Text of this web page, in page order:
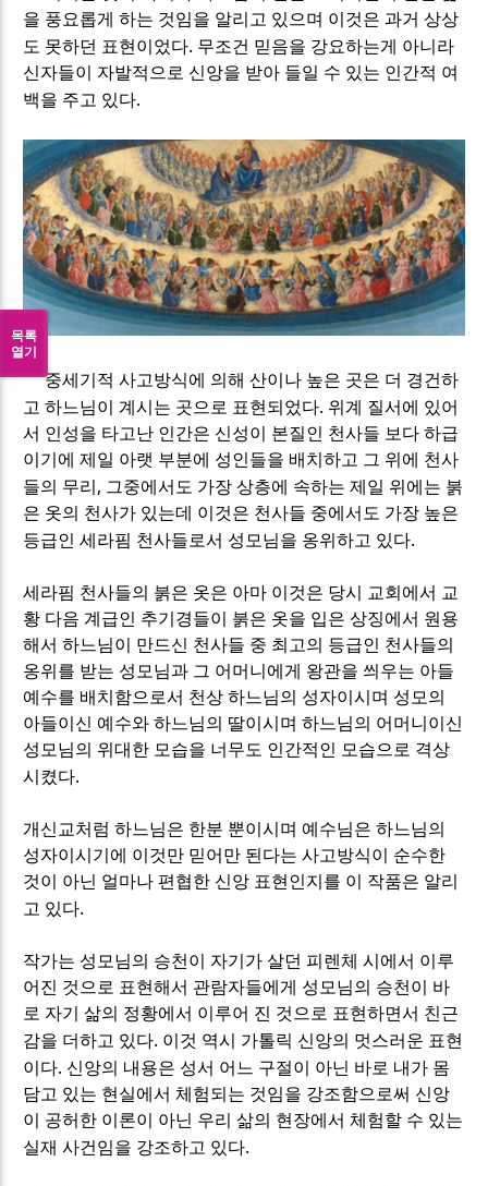
을 풍요롭게 하는 것임을 알리고 있으며 이것은 과거 상상
도 못하던 표현이었다. 무조건 믿음을 강요하는게 아니라
신자들이 자발적으로 신앙을 받아 들일 수 있는 인간적 여
백을 주고 있다.
중세기적 사고방식에 의해 산이나 높은 곳은 더 경건하
고 하느님이 계시는 곳으로 표현되었다. 위계 질서에 있어
서 인성을 타고난 인간은 신성이 본질인 천사들 보다 하급
이기에 제일 아랫 부분에 성인들을 배치하고 그 위에 천사
들의 무리 , 그중에서도 가장 상층에 속하는 제일 위에는 붉
은 옷의 천사가 있는데 이것은 천사들 중에서도 가장 높은
등급인 세라핌 천사들로서 성모님을 옹위하고 있다.
세라핌 천사들의 붉은 옷은 아마 이것은 당시 교회에서 교
황 다음 계급인 추기경들이 붉은 옷을 입은 상징에서 원용
해서 하느님이 만드신 천사들 중 최고의 등급인 천사들의
옹위를 받는 성모님과 그 어머니에게 왕관을 씌우는 아들
예수를 배치함으로서 천상 하느님의 성자이시며 성모의
아들이신 예수와 하느님의 딸이시며 하느님의 어머니이신
성모님의 위대한 모습을 너무도 인간적인 모습으로 격상
시켰다.
개신교처럼 하느님은 한분 뿐이시며 예수님은 하느님의
성자이시기에 이것만 믿어만 된다는 사고방식이 순수한
것이 아닌 얼마나 편협한 신앙 표현인지를 이 작품은 알리
고 있다.
작가는 성모님의 승천이 자기가 살던 피렌체 시에서 이루
어진 것으로 표현해서 관람자들에게 성모님의 승천이 바
로 자기 삶의 정황에서 이루어 진 것으로 표현하면서 친근
감을 더하고 있다. 이것 역시 가톨릭 신앙의 멋스러운 표현
이다. 신앙의 내용은 성서 어느 구절이 아닌 바로 내가 몸
담고 있는 현실에서 체험되는 것임을 강조함으로써 신앙
이 공허한 이론이 아닌 우리 삶의 현장에서 체험할 수 있는
실재 사건임을 강조하고 있다.
목록
열기